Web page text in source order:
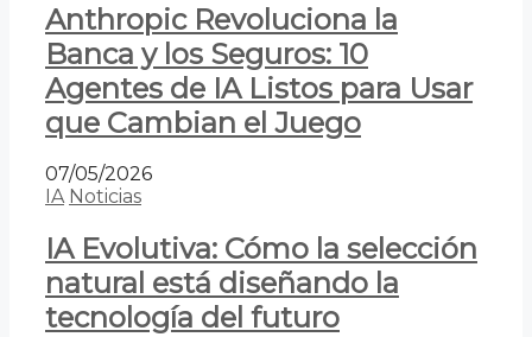
Anthropic Revoluciona la
Banca y los Seguros: 10
Agentes de IA Listos para Usar
que Cambian el Juego
07/05/2026
IA Noticias
IA Evolutiva: Cómo la selección
natural está diseñando la
tecnología del futuro